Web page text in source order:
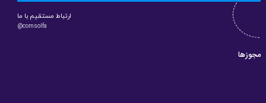
ارتباط مستقیم با ما
@comsolfa
مجوزها